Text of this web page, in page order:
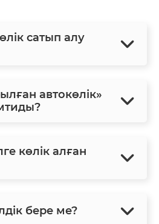
сатып алу
автокөлік»
көлік алған
бере ме?